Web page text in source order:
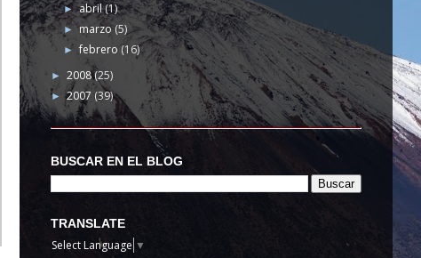
►abril(1)
►marzo(5)
►febrero (16)
► 2008(25)
►2007 (39)
BUSCAR EN EL BLOG
TRANSLATE
Select Language ▼